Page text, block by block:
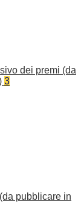
dei premi (da
3
pubblicare in